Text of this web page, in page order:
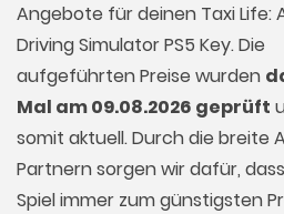
Angebote für deinen Taxi Life:
Driving Simulator PS5 Key. Die
aufgeführten Preise wurden
Mal am 09.08.2026 geprüft
somit aktuell. Durch die breite
Partnern sorgen wir dafür,
Spiel immer zum günstigsten